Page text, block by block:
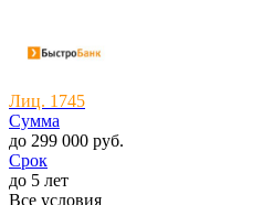
Лиц. 1745
Сумма
до 299 000 руб.
Срок
до 5 лет
Все условия